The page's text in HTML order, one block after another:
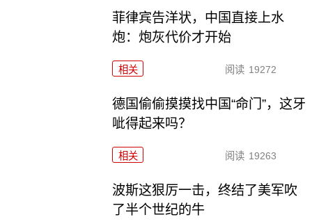
菲律宾告洋状，中国直接上水
炮：炮灰代价才开始
相关 阅读 19272
德国偷偷摸摸找中国“命门”，这牙
呲得起来吗？
相关 阅读 19263
波斯这狠厉一击，终结了美军吹
了半个世纪的牛